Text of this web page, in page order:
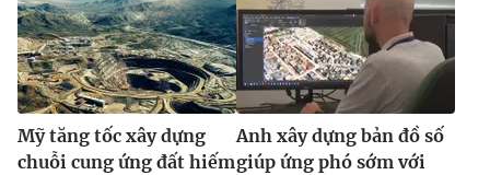
Mỹ tăng tốc xây dựng
chuỗi cung ứng đất hiếm
Anh xây dựng bản đồ số
giúp ứng phó sớm với